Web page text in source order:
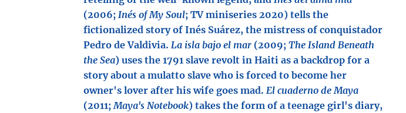
(2006; Inés of My Soul; TV miniseries 2020) tells the
fictionalized story of Inés Suárez, the mistress of conquistador
Pedro de Valdivia. La isla bajo el mar (2009; The Island Beneath
the Sea) uses the 1791 slave revolt in Haiti as a backdrop for a
story about a mulatto slave who is forced to become her
owner's lover after his wife goes mad. El cuaderno de Maya
(2011;Maya's Notebook) takes the form of a teenage girl's diary,